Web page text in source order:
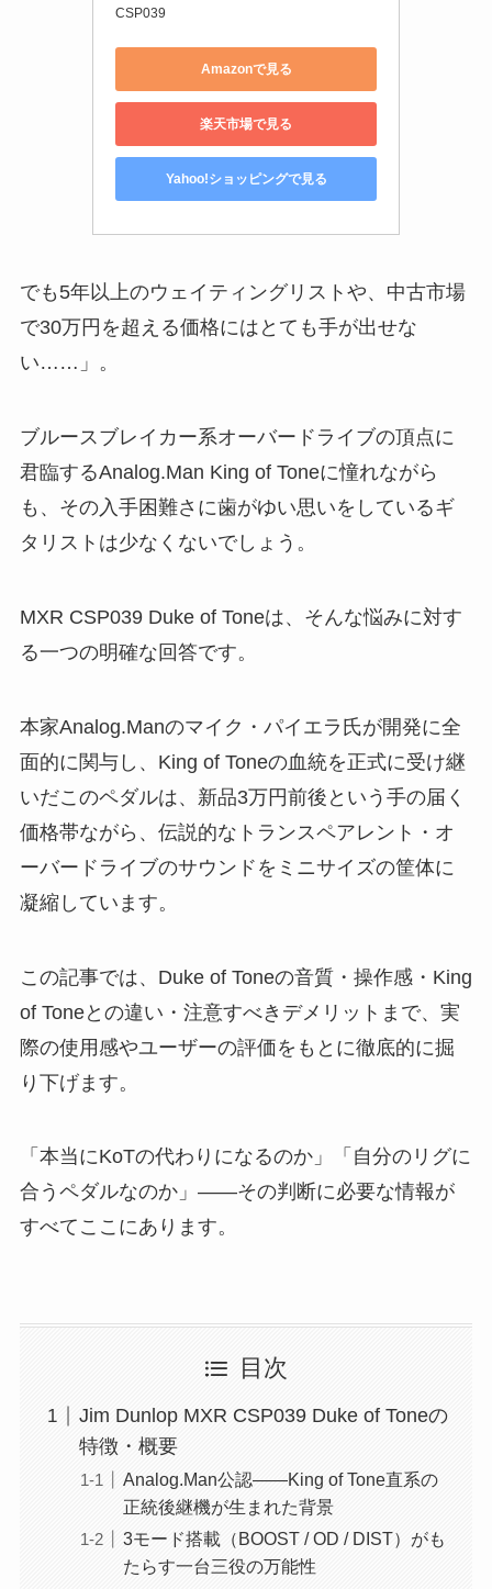
CSP039
Amazonで見る
楽天市場で見る
Yahoo!ショッピングで見る
でも5年以上のウェイティングリストや、中古市場
で30万円を超える価格にはとても手が出せな
い……」。
ブルースブレイカー系オーバードライブの頂点に
君臨するAnalog.Man King of Toneに憧れながら
も、その入手困難さに歯がゆい思いをしているギ
タリストは少なくないでしょう。
MXR CSP039 Duke of Toneは、そんな悩みに対す
る一つの明確な回答です。
本家Analog.Manのマイク・パイエラ氏が開発に全
面的に関与し、King of Toneの血統を正式に受け継
いだこのペダルは、新品3万円前後という手の届く
価格帯ながら、伝説的なトランスペアレント・オ
ーバードライブのサウンドをミニサイズの筐体に
凝縮しています。
この記事では、Duke of Toneの音質・操作感・King
of Toneとの違い・注意すべきデメリットまで、実
際の使用感やユーザーの評価をもとに徹底的に掘
り下げます。
「本当にKoTの代わりになるのか」「自分のリグに
合うペダルなのか」——その判断に必要な情報が
すべてここにあります。
目次
Jim Dunlop MXR CSP039 Duke of Toneの
特徴・概要
Analog.Man公認——King of Tone直系の
正統後継機が生まれた背景
3モード搭載（BOOST / OD / DIST）がも
たらす一台三役の万能性